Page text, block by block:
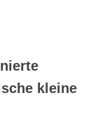
kleine